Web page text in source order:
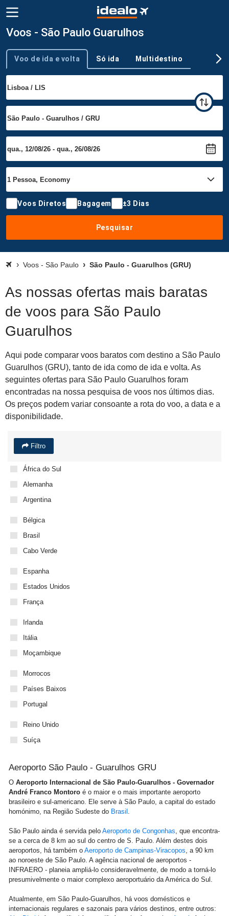
Voos - São Paulo Guarulhos
Tipo de viagem
Voo de ida e volta Só ida Multidestino
Voos Diretos Bagagem ±3 Dias
Pesquisar
Voos - São Paulo São Paulo - Guarulhos (GRU)
As nossas ofertas mais baratas
de voos para São Paulo
Guarulhos
Aqui pode comparar voos baratos com destino a São Paulo
Guarulhos (GRU), tanto de ida como de ida e volta. As
seguintes ofertas para São Paulo Guarulhos foram
encontradas na nossa pesquisa de voos nos últimos dias.
Os preços podem variar consoante a rota do voo, a data e a
disponibilidade.
Filtro
África do Sul
Alemanha
Argentina
Bélgica
Brasil
Cabo Verde
Espanha
Estados Unidos
França
Irlanda
Itália
Moçambique
Morrocos
Países Baixos
Portugal
Reino Unido
Suíça
Aeroporto São Paulo - Guarulhos GRU
O Aeroporto Internacional de São Paulo-Guarulhos - Governador
André Franco Montoro é o maior e o mais importante aeroporto
brasileiro e sul-americano. Ele serve à São Paulo, a capital do estado
homónimo, na Região Sudeste do Brasil
São Paulo ainda é servida pelo Aeroporto de Congonhas , que encontra-
se a cerca de 8 km ao sul do centro de S. Paulo. Além destes dois
aeroportos, há também o Aeroporto de Campinas-Viracopos , a 90 km
ao noroeste de São Paulo. A agência nacional de aeroportos -
INFRAERO - planeia ampliá-lo consideravelmente, de modo a torná-lo
presumivelmente o maior complexo aeroportuário da América do Sul.
Atualmente, em São Paulo-Guarulhos, há voos domésticos e
internacionais regulares e sazonais para vários destinos, entre outros: